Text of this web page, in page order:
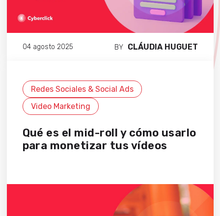
04 agosto 2025 BY CLÁUDIA HUGUET
Redes Sociales & Social Ads
Video Marketing
Qué es el mid-roll y cómo usarlo
para monetizar tus vídeos